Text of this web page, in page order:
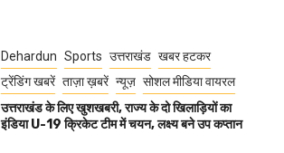
Dehardun Sports उत्तराखंड खबर हटकर
ट्रेंडिंग खबरें ताज़ा ख़बरें न्यूज़ सोशल मीडिया वायरल
उत्तराखंड के लिए खुशखबरी, राज्य के दो खिलाड़ियों का
इंडिया U-19 क्रिकेट टीम में चयन, लक्ष्य बने उप कप्तान